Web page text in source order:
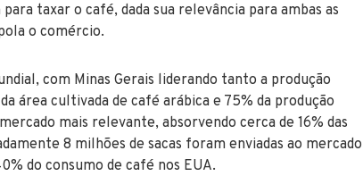
taxar o café, dada sua relevância para ambas as
o comércio.
com Minas Gerais liderando tanto a produção
área cultivada de café arábica e 75% da produção
mais relevante, absorvendo cerca de 16% das
8 milhões de sacas foram enviadas ao mercado
do consumo de café nos EUA.